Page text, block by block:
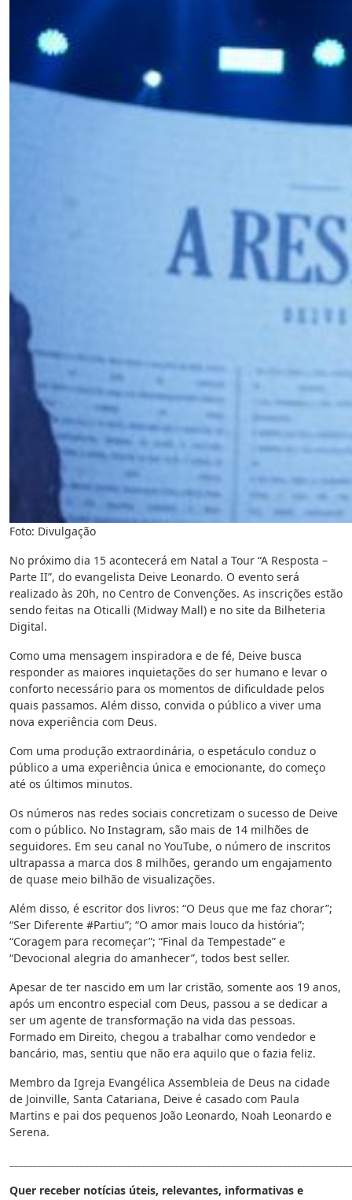
Foto: Divulgação
No próximo dia 15 acontecerá em Natal a Tour “A Resposta –
Parte II”, do evangelista Deive Leonardo. O evento será
realizado às 20h, no Centro de Convenções. As inscrições estão
sendo feitas na Oticalli (Midway Mall) e no site da Bilheteria
Digital.
Como uma mensagem inspiradora e de fé, Deive busca
responder as maiores inquietações do ser humano e levar o
conforto necessário para os momentos de dificuldade pelos
quais passamos. Além disso, convida o público a viver uma
nova experiência com Deus.
Com uma produção extraordinária, o espetáculo conduz o
público a uma experiência única e emocionante, do começo
até os últimos minutos.
Os números nas redes sociais concretizam o sucesso de Deive
com o público. No Instagram, são mais de 14 milhões de
seguidores. Em seu canal no YouTube, o número de inscritos
ultrapassa a marca dos 8 milhões, gerando um engajamento
de quase meio bilhão de visualizações.
Além disso, é escritor dos livros: “O Deus que me faz chorar”;
“Ser Diferente #Partiu”; “O amor mais louco da história”;
“Coragem para recomeçar”; “Final da Tempestade” e
“Devocional alegria do amanhecer”, todos best seller.
Apesar de ter nascido em um lar cristão, somente aos 19 anos,
após um encontro especial com Deus, passou a se dedicar a
ser um agente de transformação na vida das pessoas.
Formado em Direito, chegou a trabalhar como vendedor e
bancário, mas, sentiu que não era aquilo que o fazia feliz.
Membro da Igreja Evangélica Assembleia de Deus na cidade
de Joinville, Santa Catariana, Deive é casado com Paula
Martins e pai dos pequenos João Leonardo, Noah Leonardo e
Serena.
Quer receber notícias úteis, relevantes, informativas e